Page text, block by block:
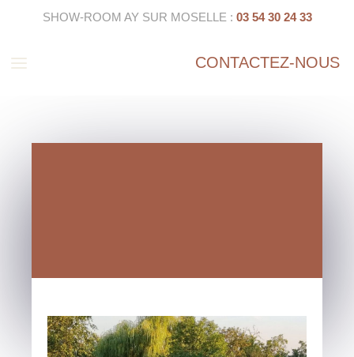
SHOW-ROOM AY SUR MOSELLE : 03 54 30 24 33
a CONTACTEZ-NOUS